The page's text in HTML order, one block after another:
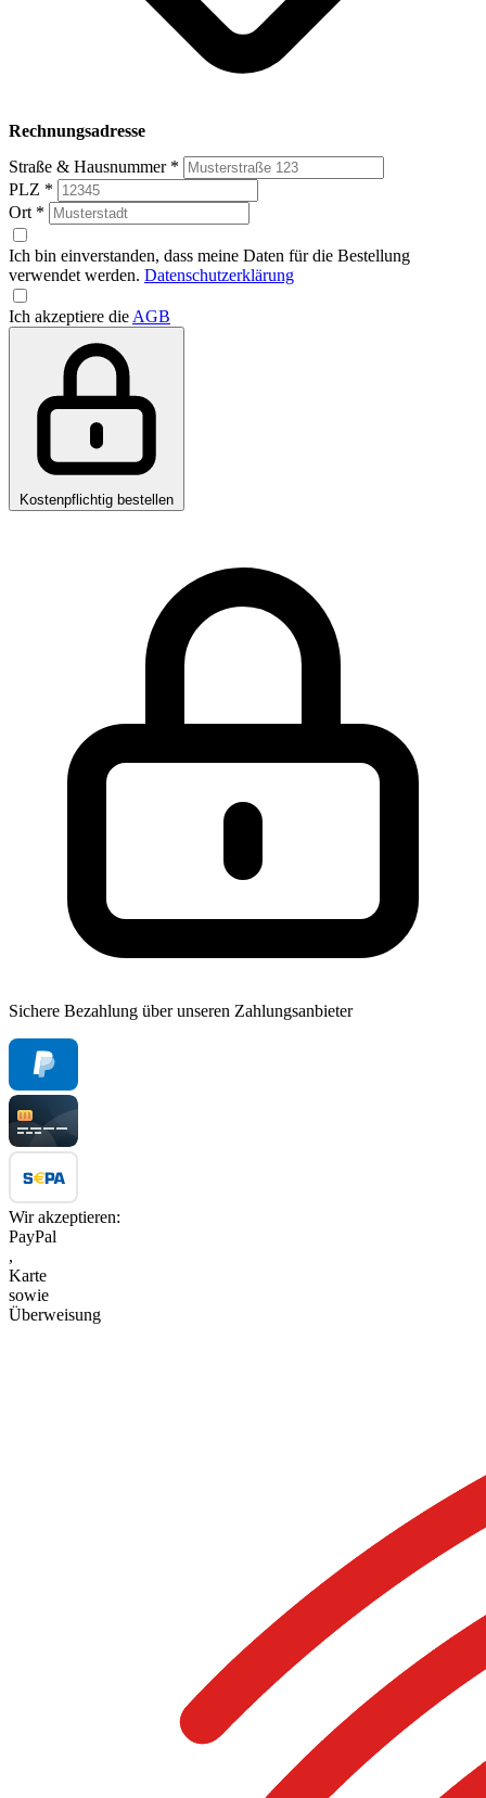
Rechnungsadresse
Straße & Hausnummer *
PLZ *
Ort *
Ich bin einverstanden, dass meine Daten für die Bestellung
verwendet werden. Datenschutzerklärung
Ich akzeptiere die AGB
Kostenpflichtig bestellen
Sichere Bezahlung über unseren Zahlungsanbieter
Wir akzeptieren:
PayPal
,
Karte
sowie
Überweisung